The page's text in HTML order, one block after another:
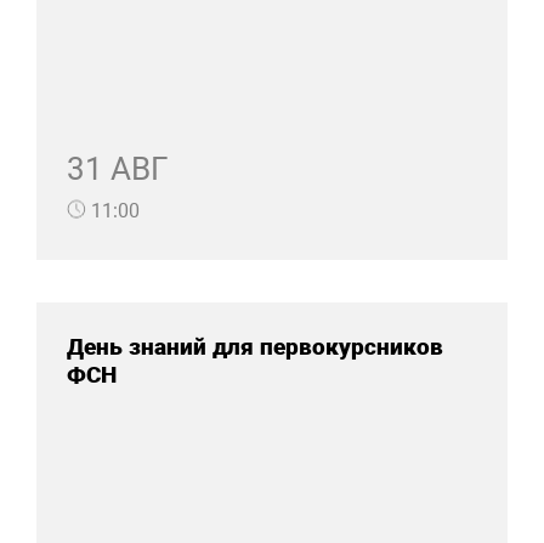
31 АВГ
11:00
День знаний для первокурсников
ФСН